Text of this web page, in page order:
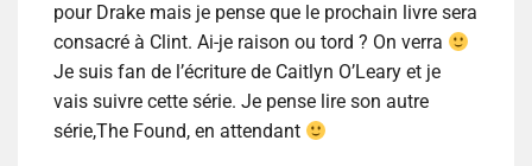
pour Drake mais je pense que le prochain livre sera
consacré à Clint. Ai-je raison ou tord ? On verra
Je suis fan de l’écriture de Caitlyn O’Leary et je
vais suivre cette série. Je pense lire son autre
série,The Found, en attendant